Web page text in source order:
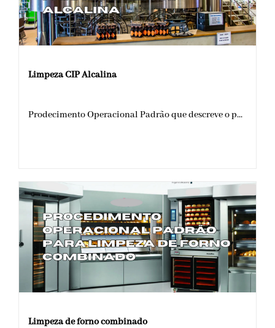
Limpeza CIP Alcalina
Prodecimento Operacional Padrão que descreve o p...
Limpeza de forno combinado